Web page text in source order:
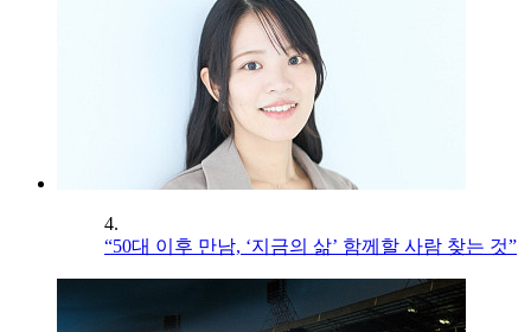
4.
“50대 이후 만남, ‘지금의 삶’ 함께할 사람 찾는 것”